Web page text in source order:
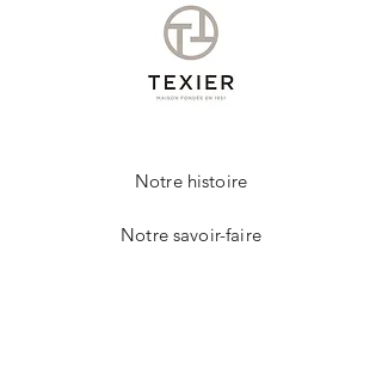
Cet entretien permettra de raviver les
couleurs et protéger votre produit de la
Notre histoire
Notre savoir-faire